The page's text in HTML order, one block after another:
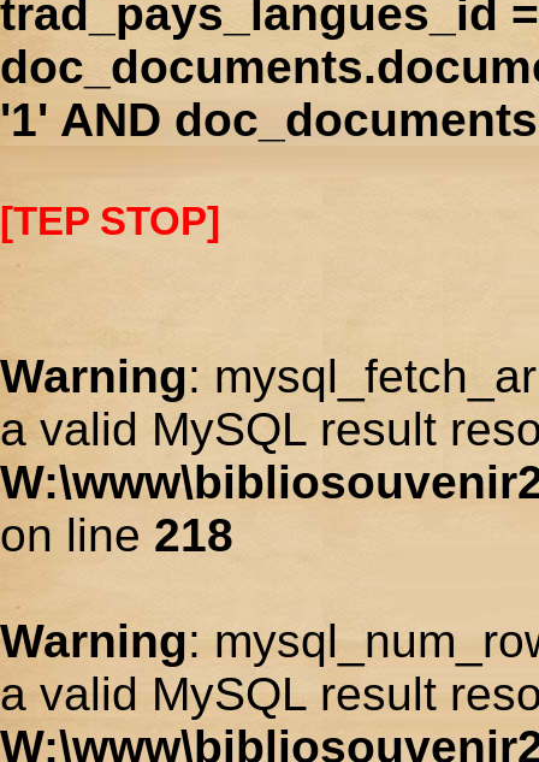
trad_pays_langues_id
'1' AND
[TEP STOP]
Warning:
a valid MySQL result
on line 218
Warning:
a valid MySQL result